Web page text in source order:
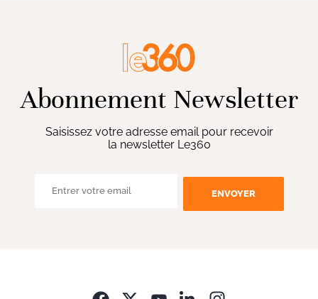
Abonnement Newsletter
Saisissez votre adresse email pour recevoir
la newsletter Le360
ENVOYER